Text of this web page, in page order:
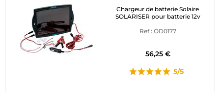
Chargeur de batterie Solaire
SOLARISER pour batterie 12v
Ref : OD0177
56,25 €
5/5